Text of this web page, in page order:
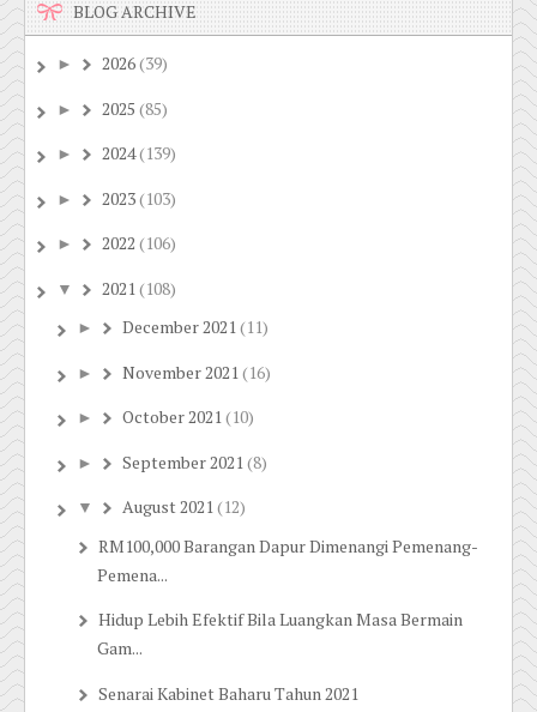
BLOG ARCHIVE
► 2026(39)
► 2025 (85)
► 2024(139)
► 2023(103)
► 2022 (106)
▼ 2021(108)
► December 2021(11)
► November 2021(16)
► October 2021(10)
► September 2021(8)
▼ August 2021(12)
RM100,000 Barangan Dapur Dimenangi Pemenang-
Pemena...
Hidup Lebih Efektif Bila Luangkan Masa Bermain
Gam...
Senarai Kabinet Baharu Tahun 2021